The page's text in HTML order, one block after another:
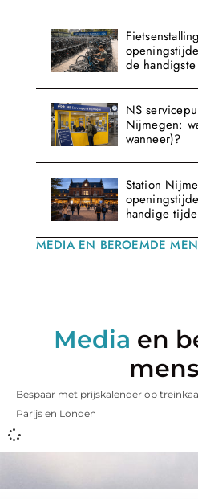
de
NS
Nijmegen:
wanneer)?
Station
handige
MEDIA EN BEROEMDE
Media en
Bespaar met prijskalender op
Parijs en Londen